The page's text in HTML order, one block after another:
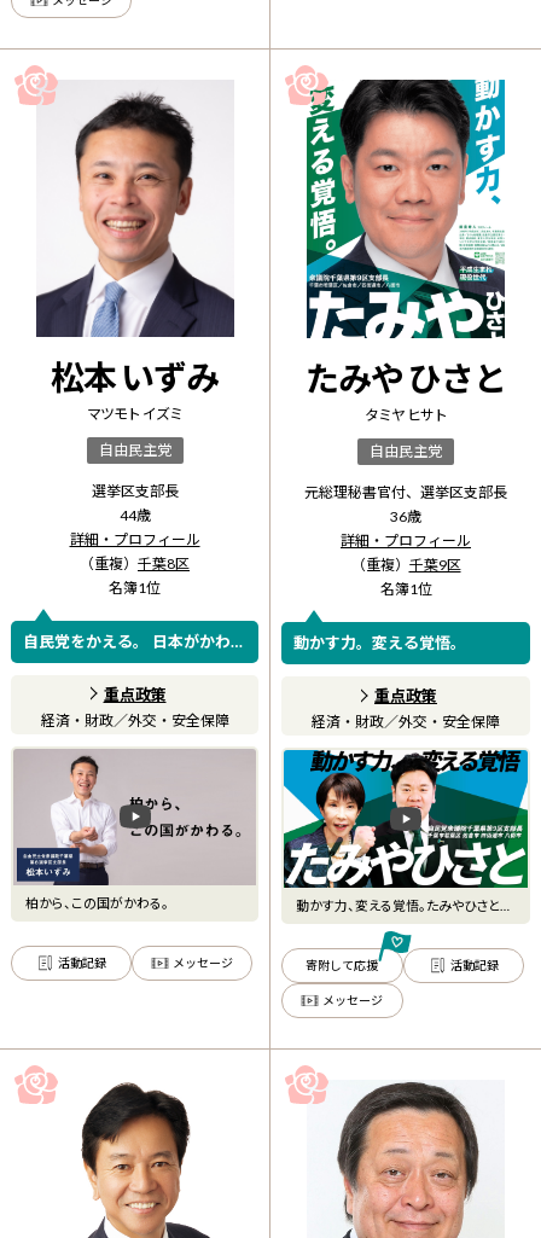
松本 いずみ
マツモト イズミ
自由民主党
選挙区支部長
44歳
詳細・プロフィール
（重複） 千葉8区
名簿1位
自民党をかえる。 日本がかわ
る。
重点政策
経済・財政／外交・安全保障
柏から、この国がかわる。
活動記録 メッセージ
たみや ひさと
タミヤ ヒサト
自由民主党
元総理秘書官付、選挙区支部長
36歳
詳細・プロフィール
（重複） 千葉9区
名簿1位
動かす力。変える覚悟。
重点政策
経済・財政／外交・安全保障
動かす力、変える覚悟。たみやひさとが
強い日本経済を取り戻しま
寄附して応援 活動記録
メッセージ